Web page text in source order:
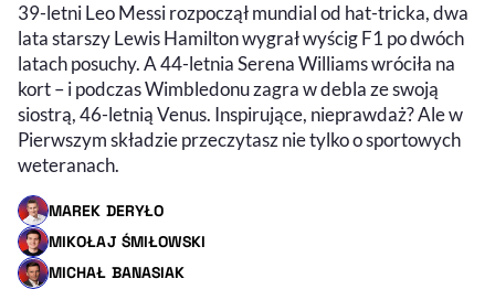
39-letni Leo Messi rozpoczął mundial od hat-tricka, dwa
lata starszy Lewis Hamilton wygrał wyścig F1 po dwóch
latach posuchy. A 44-letnia Serena Williams wróciła na
kort – i podczas Wimbledonu zagra w debla ze swoją
siostrą, 46-letnią Venus. Inspirujące, nieprawdaż? Ale w
Pierwszym składzie przeczytasz nie tylko o sportowych
weteranach.
MAREK DERYŁO
- AUTOR ARTYKUŁU - PROFIL
MIKOŁAJ ŚMIŁOWSKI
- AUTOR ARTYKUŁU - PROFIL
MICHAŁ BANASIAK
- AUTOR ARTYKUŁU - PROFIL